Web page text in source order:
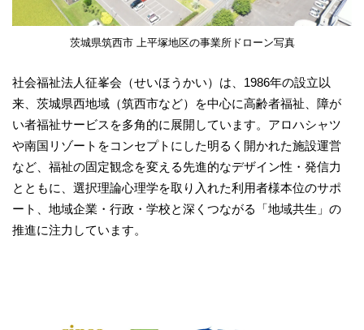
茨城県筑西市 上平塚地区の事業所ドローン写真
社会福祉法人征峯会（せいほうかい）は、1986年の設立以
来、茨城県西地域（筑西市など）を中心に高齢者福祉、障が
い者福祉サービスを多角的に展開しています。アロハシャツ
や南国リゾートをコンセプトにした明るく開かれた施設運営
など、福祉の固定観念を変える先進的なデザイン性・発信力
とともに、選択理論心理学を取り入れた利用者様本位のサポ
ート、地域企業・行政・学校と深くつながる「地域共生」の
推進に注力しています。